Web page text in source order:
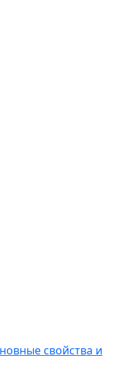
свойства и